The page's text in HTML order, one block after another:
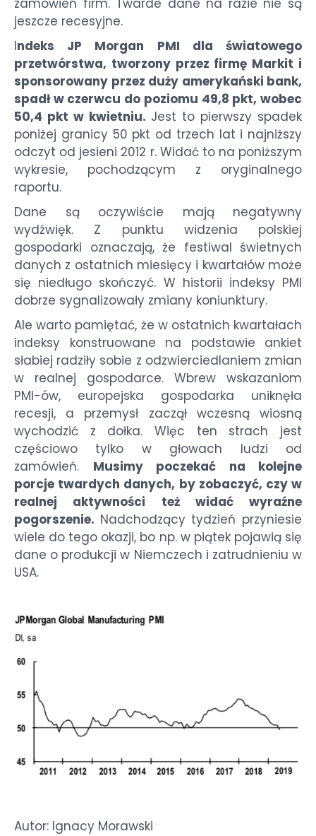
zamówień firm. Twarde dane na razie nie są
jeszcze recesyjne.
Indeks JP Morgan PMI dla światowego
przetwórstwa, tworzony przez firmę Markit i
sponsorowany przez duży amerykański bank,
spadł w czerwcu do poziomu 49,8 pkt, wobec
50,4 pkt w kwietniu. Jest to pierwszy spadek
poniżej granicy 50 pkt od trzech lat i najniższy
odczyt od jesieni 2012 r. Widać to na poniższym
wykresie, pochodzącym z oryginalnego
raportu.
Dane są oczywiście mają negatywny
wydźwięk. Z punktu widzenia polskiej
gospodarki oznaczają, że festiwal świetnych
danych z ostatnich miesięcy i kwartałów może
się niedługo skończyć. W historii indeksy PMI
dobrze sygnalizowały zmiany koniunktury.
Ale warto pamiętać, że w ostatnich kwartałach
indeksy konstruowane na podstawie ankiet
słabiej radziły sobie z odzwierciedlaniem zmian
w realnej gospodarce. Wbrew wskazaniom
PMI-ów, europejska gospodarka uniknęła
recesji, a przemysł zaczął wczesną wiosną
wychodzić z dołka. Więc ten strach jest
częściowo tylko w głowach ludzi od
zamówień. Musimy poczekać na kolejne
porcje twardych danych, by zobaczyć, czy w
realnej aktywności też widać wyraźne
pogorszenie. Nadchodzący tydzień przyniesie
wiele do tego okazji, bo np. w piątek pojawią się
dane o produkcji w Niemczech i zatrudnieniu w
USA.
Autor: Ignacy Morawski